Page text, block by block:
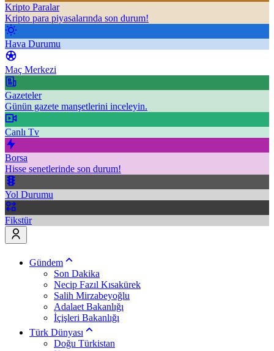
Kripto Paralar
Kripto para piyasalarında son durum!
Hava Durumu
Maç Merkezi
Gazeteler
Günün gazete manşetlerini inceleyin.
Canlı Tv
Borsa
Hisse senetlerinde son durum!
Yol Durumu
Fikstür
Gündem
Son Dakika
Necip Fazıl Kısakürek
Salih Mirzabeyoğlu
Adalaet Bakanlığı
İçişleri Bakanlığı
Türk Dünyası
Doğu Türkistan